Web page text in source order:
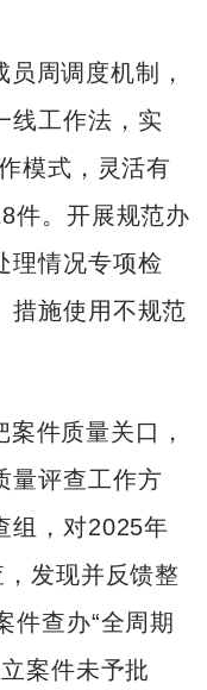
周调度机制，
线工作法，实
模式，灵活有
件。开展规范办
理情况专项检
措施使用不规范
件质量关口，
量评查工作方
组，对2025年
发现并反馈整
件查办“全周期
案件未予批